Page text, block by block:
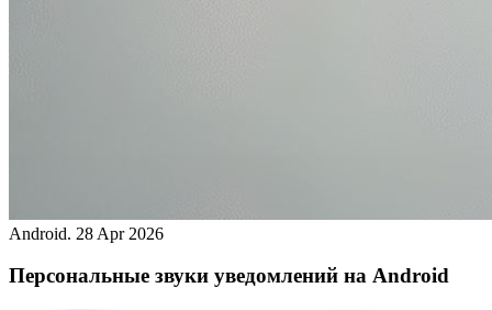
Android. 28 Apr 2026
Персональные звуки уведомлений на Android